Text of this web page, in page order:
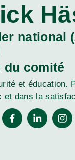
national
du comité
et éducation.
et dans la